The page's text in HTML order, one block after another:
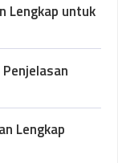
Lengkap untuk
Lengkap